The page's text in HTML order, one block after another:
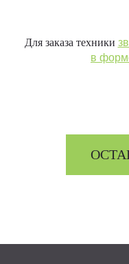
Для заказа техники
в